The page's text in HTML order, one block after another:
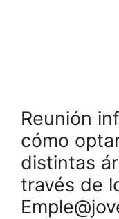
Reunión
cómo
distintas
través de